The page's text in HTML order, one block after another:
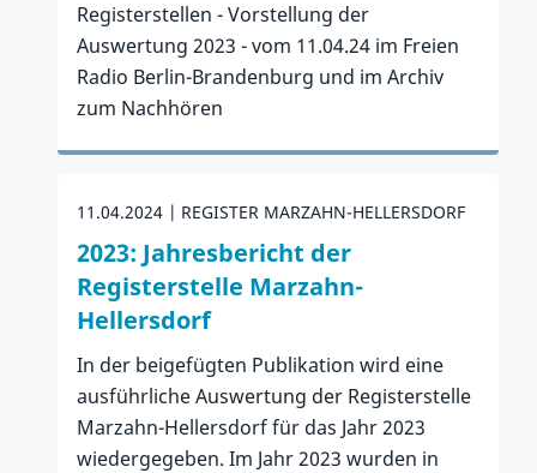
Registerstellen - Vorstellung der
Auswertung 2023 - vom 11.04.24 im Freien
Radio Berlin-Brandenburg und im Archiv
zum Nachhören
Zum Artikel
11.04.2024 REGISTER MARZAHN-HELLERSDORF
2023: Jahresbericht der
Registerstelle Marzahn-
Hellersdorf
In der beigefügten Publikation wird eine
ausführliche Auswertung der Registerstelle
Marzahn-Hellersdorf für das Jahr 2023
wiedergegeben. Im Jahr 2023 wurden in